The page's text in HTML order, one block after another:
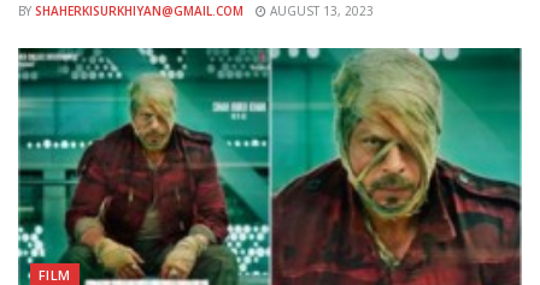
BY SHAHERKISURKHIYAN@GMAIL.COM AUGUST 13, 2023
FILM